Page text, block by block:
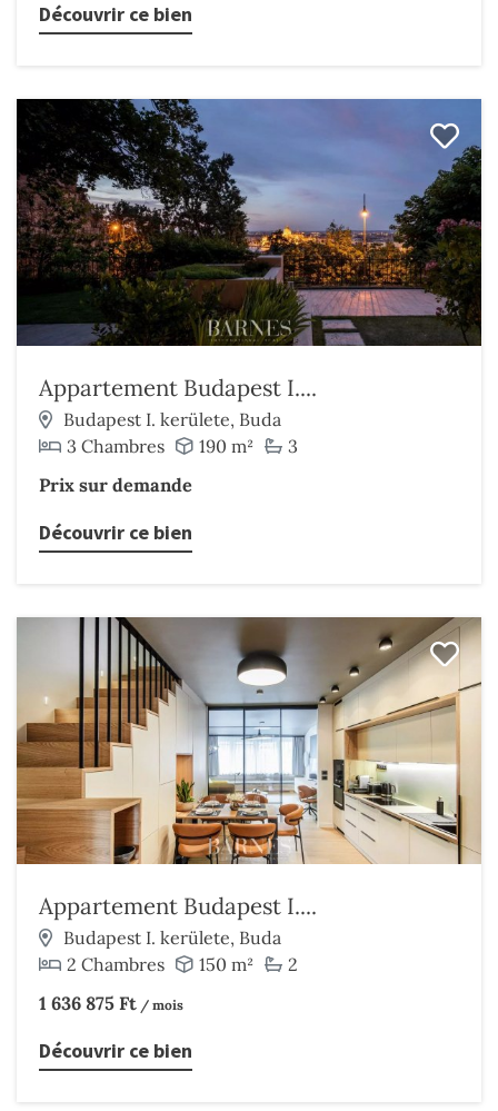
Découvrir ce bien
Appartement Budapest I....
Budapest I. kerülete, Buda
3 Chambres
190 m²
3
Prix sur demande
Découvrir ce bien
Appartement Budapest I....
Budapest I. kerülete, Buda
2 Chambres
150 m²
2
1 636 875 Ft / mois
Découvrir ce bien